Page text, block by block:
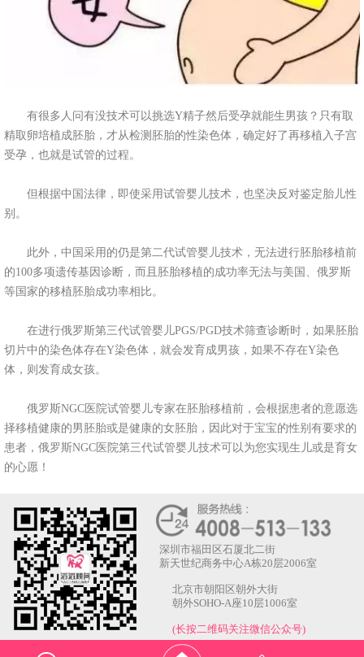
有很多人问有没技术可以挑选Y精子然后受孕就能生男孩？只有取
精取卵培植成胚胎，才从检测胚胎的性染色体，确定好了再移植入子宫
受孕，也就是试管的过程。
但根据中国法律，即使采用试管婴儿技术，也坚决反对鉴定胎儿性
别。
此外，中国采用的仍是第二代试管婴儿技术，无法进行胚胎移植前
的100多项遗传基因诊断，而且胚胎移植的成功率无法与美国、俄罗斯
等国家的移植胚胎成功率相比。
在进行俄罗斯第三代试管婴儿PGS/PGD技术筛查诊断时，如果胚胎
切片中的染色体存在Y染色体，就会发育成男孩，如果不存在Y染色
体，则发育成女孩。
俄罗斯NGC医院试管婴儿专家在胚胎移植前，会根据患者的意愿选
择移植健康的男胚胎或是健康的女胚胎，因此对于宝宝的性别有要求的
患者，俄罗斯NGC医院第三代试管婴儿技术可以为您实现生儿或是育女
的心愿！
深圳市福田区石厦北二街
新天世纪商务中心A栋20层2006室
北京市朝阳区朝外大街
朝外SOHO-A座10层1006室
(长按二维码关注微信公众号)